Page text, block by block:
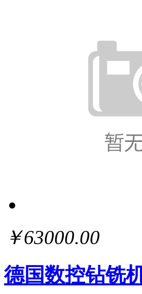
￥63000.00
德国数控钻铣